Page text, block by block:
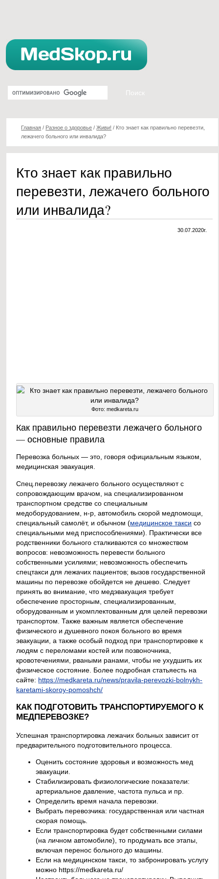
Главная / Разное о здоровье /Живи! / Кто знает как правильно перевезти,
лежачего больного или инвалида?
Кто знает как правильно
перевезти, лежачего больного
или инвалида?
30.07.2020г.
Фото: medkareta.ru
Как правильно перевезти лежачего больного
— основные правила
Перевозка больных — это, говоря официальным языком,
медицинская эвакуация.
Спец.перевозку лежачего больного осуществляют с
сопровождающим врачом, на специализированном
транспортном средстве со специальным
медоборудованием, н-р, автомобиль скорой медпомощи,
специальный самолёт, и обычном (медицинское такси со
специальными мед приспособлениями). Практически все
родственники больного сталкиваются со множеством
вопросов: невозможность перевести больного
собственными усилиями; невозможность обеспечить
спецтакси для лежачих пациентов; вызов государственной
машины по перевозке обойдется не дешево. Следует
принять во внимание, что медэвакуация требует
обеспечение просторным, специализированным,
оборудованным и укомплектованным для целей перевозки
транспортом. Также важным является обеспечение
физического и душевного покоя больного во время
эвакуации, а также особый подход при транспортировке к
людям с переломами костей или позвоночника,
кровотечениями, рваными ранами, чтобы не ухудшить их
физическое состояние. Более подробная статьяесть на
сайте: https://medkareta.ru/news/pravila-perevozki-bolnykh-
karetami-skoroy-pomoshch/
КАК ПОДГОТОВИТЬ ТРАНСПОРТИРУЕМОГО К
МЕДПЕРЕВОЗКЕ?
Успешная транспортировка лежачих больных зависит от
предварительного подготовительного процесса.
Оценить состояние здоровья и возможность мед
эвакуации.
Стабилизировать физиологические показатели:
артериальное давление, частота пульса и пр.
Определить время начала перевозки.
Выбрать перевозчика: государственная или частная
скорая помощь.
Если транспортировка будет собственными силами
(на личном автомобиле), то продумать все этапы,
включая перенос больного до машины.
Если на медицинском такси, то забронировать услугу
можно https://medkareta.ru/